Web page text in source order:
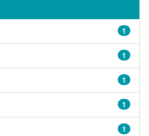
1
1
1
1
1